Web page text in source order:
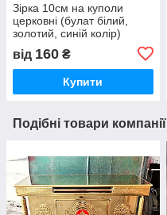
Зірка 10см на куполи
церковні (булат білий,
золотий, синій колір)
від 160 ₴
Купити
Подібні товари компанії